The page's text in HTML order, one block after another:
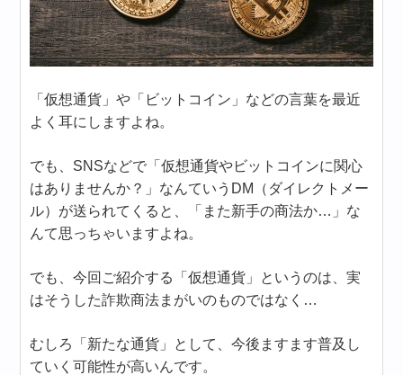
「仮想通貨」や「ビットコイン」などの言葉を最近
よく耳にしますよね。
でも、SNSなどで「仮想通貨やビットコインに関心
はありませんか？」なんていうDM（ダイレクトメー
ル）が送られてくると、「また新手の商法か…」な
んて思っちゃいますよね。
でも、今回ご紹介する「仮想通貨」というのは、実
はそうした詐欺商法まがいのものではなく…
むしろ「新たな通貨」として、今後ますます普及し
ていく可能性が高いんです。